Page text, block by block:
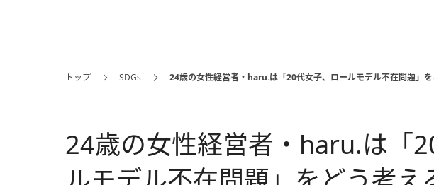
トップ SDGs 24歳の女性経営者・haru.は「20代女子、ロールモデル不在問題」を
24歳の女性経営者・haru.は「